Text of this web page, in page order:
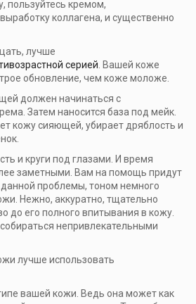
пользуйтесь кремом,
коллагена, и существенно
лучше
серией. Вашей коже
обновление, чем коже моложе.
должен начинаться с
Затем наносится база под мейк.
кожу сияющей, убирает дряблость и
и круги под глазами. И время
заметными. Вам на помощь придут
проблемы, тоном немного
Нежно, аккуратно, тщательно
до его полного впитывания в кожу.
непривлекательными
лучше использовать
вашей кожи. Ведь она может как